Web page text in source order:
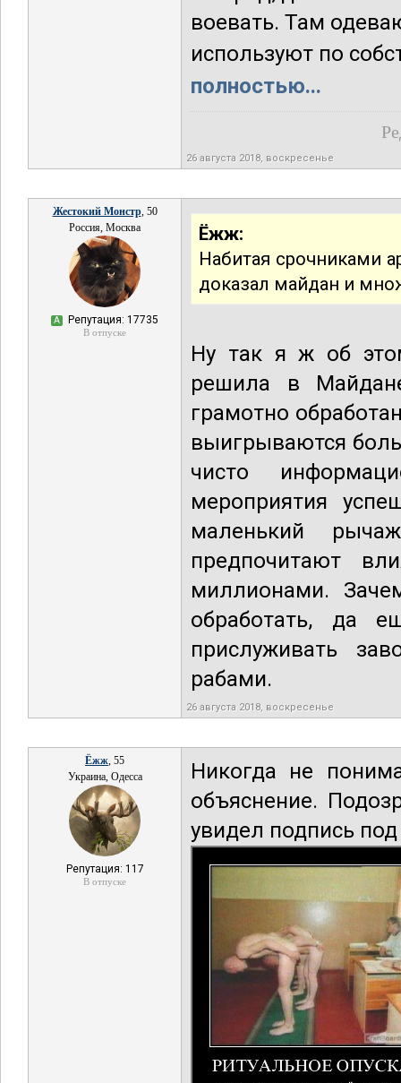
воевать. Там
используют по
полностью...
26 августа 2018, воскресенье
Жестокий Монстр, 50
Россия, Москва
А Репутация: 17735
В отпуске
Ёжж:
Набитая срочниками
доказал майдан и
Ну так я ж об
решила в
грамотно
выигрываются
чисто
мероприятия
маленький
предпочитают
миллионами.
обработать, да
прислуживать
рабами.
26 августа 2018, воскресенье
Ёжж, 55
Украина, Одесса
Репутация: 117
В отпуске
Никогда не
объяснение.
увидел подпись